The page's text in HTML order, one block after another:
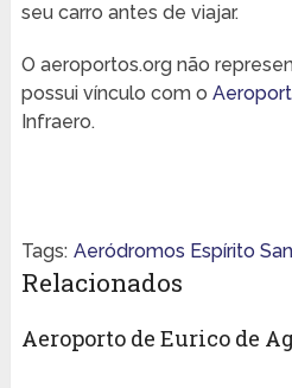
seu carro antes de viajar.
O aeroportos.org não
possui vínculo com o
Infraero.
Tags: Aeródromos Espírito
Relacionados
Aeroporto de Eurico de